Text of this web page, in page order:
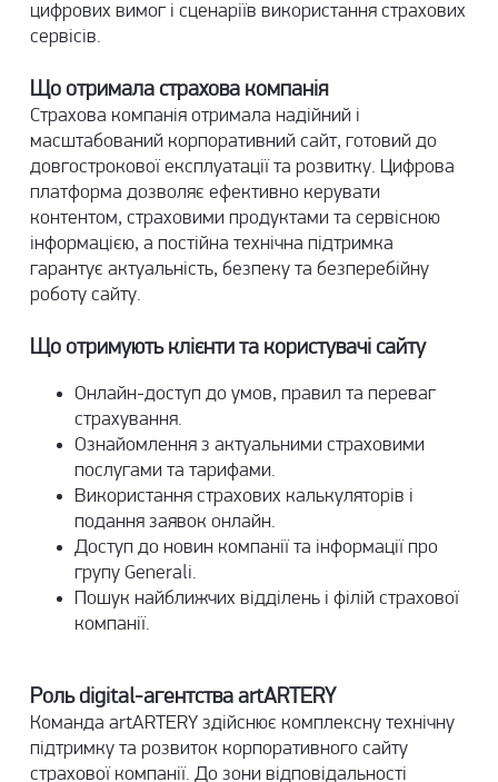
цифрових вимог і сценаріїв використання страхових
сервісів.
Що отримала страхова компанія
Страхова компанія отримала надійний і
масштабований корпоративний сайт, готовий до
довгострокової експлуатації та розвитку. Цифрова
платформа дозволяє ефективно керувати
контентом, страховими продуктами та сервісною
інформацією, а постійна технічна підтримка
гарантує актуальність, безпеку та безперебійну
роботу сайту.
Що отримують клієнти та користувачі сайту
Онлайн-доступ до умов, правил та переваг
страхування.
Ознайомлення з актуальними страховими
послугами та тарифами.
Використання страхових калькуляторів і
подання заявок онлайн.
Доступ до новин компанії та інформації про
групу Generali.
Пошук найближчих відділень і філій страхової
компанії.
Роль digital-агентства artARTERY
Команда artARTERY здійснює комплексну технічну
підтримку та розвиток корпоративного сайту
страхової компанії. До зони відповідальності